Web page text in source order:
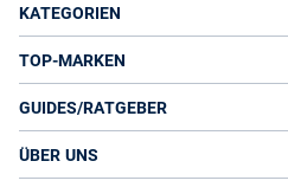
KATEGORIEN
TOP-MARKEN
GUIDES/RATGEBER
ÜBER UNS